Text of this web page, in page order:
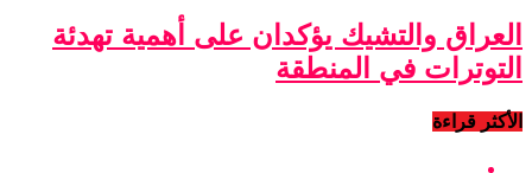
العراق والتشيك يؤكدان على أهمية تهدئة
التوترات في المنطقة
الأكثر قراءة